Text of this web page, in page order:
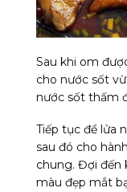
Sau khi om
cho nước sốt
nước sốt thấm
Tiếp tục để lửa
sau đó cho
chung. Đợi đến
màu đẹp mắt